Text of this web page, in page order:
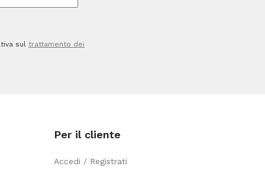
sul trattamento dei
Per il cliente
Accedi / Registrati